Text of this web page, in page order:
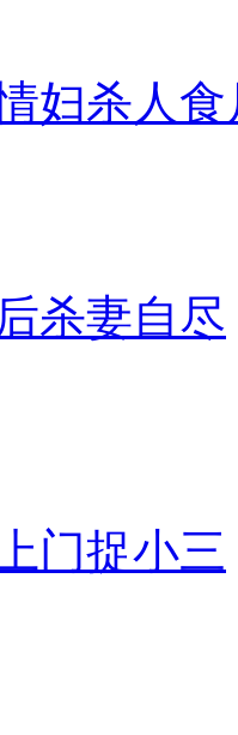
妇杀人食
杀妻自尽
门捉小三